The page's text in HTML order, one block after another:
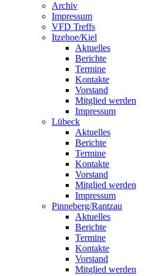
Archiv
Impressum
VFD Treffs
Itzehoe/Kiel
Aktuelles
Berichte
Termine
Kontakte
Vorstand
Mitglied werden
Impressum
Lübeck
Aktuelles
Berichte
Termine
Kontakte
Vorstand
Mitglied werden
Impressum
Pinneberg/Rantzau
Aktuelles
Berichte
Termine
Kontakte
Vorstand
Mitglied werden